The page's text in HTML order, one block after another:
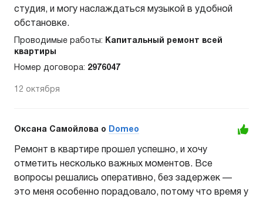
студия, и могу наслаждаться музыкой в удобной
обстановке.
Проводимые работы:
Капитальный ремонт всей
квартиры
Номер договора: 2976047
12 октября
Оксана Самойлова o Domeo
Ремонт в квартире прошел успешно, и хочу
отметить несколько важных моментов. Все
вопросы решались оперативно, без задержек —
это меня особенно порадовало, потому что время у